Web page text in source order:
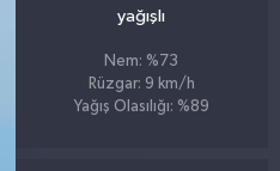
yağışlı
Nem: %73
Rüzgar: 9 km/h
Yağış Olasılığı: %89